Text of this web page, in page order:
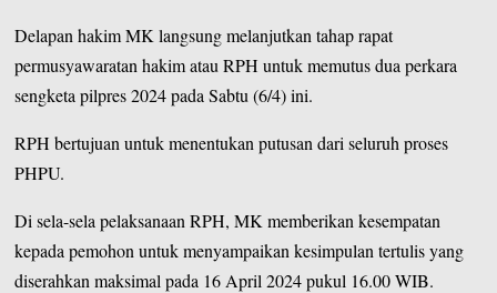
Delapan hakim MK langsung melanjutkan tahap rapat
permusyawaratan hakim atau RPH untuk memutus duaperkara
sengketa pilpres 2024pada Sabtu (6/4) ini.
RPH bertujuan untuk menentukan putusan dari seluruh proses
PHPU.
Di sela-sela pelaksanaan RPH, MK memberikan kesempatan
kepada pemohon untuk menyampaikan kesimpulan tertulis yang
diserahkan maksimal pada 16 April 2024 pukul 16.00 WIB.